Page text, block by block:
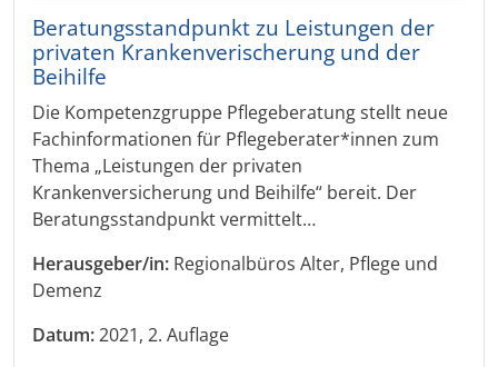
Beratungsstandpunkt zu Leistungen der
privaten Krankenverischerung und der
Beihilfe
Die Kompetenzgruppe Pflegeberatung stellt neue
Fachinformationen für Pflegeberater*innen zum
Thema „Leistungen der privaten
Krankenversicherung und Beihilfe“ bereit. Der
Beratungsstandpunkt vermittelt…
Herausgeber/in: Regionalbüros Alter, Pflege und
Demenz
Datum:2021, 2. Auflage